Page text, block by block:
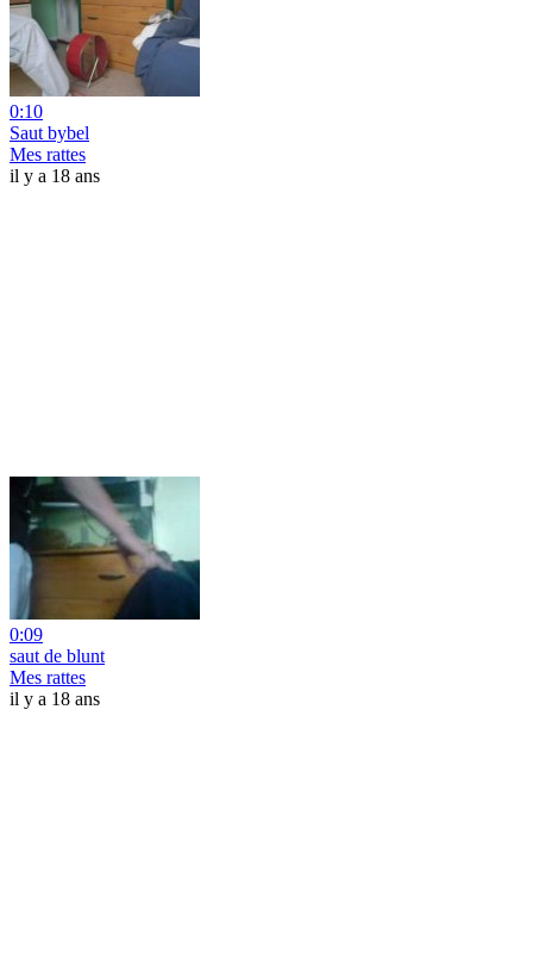
0:10
Saut bybel
Mes rattes
il y a 18 ans
0:09
saut de blunt
Mes rattes
il y a 18 ans